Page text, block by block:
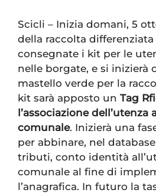
Scicli – Inizia domani, 5
della raccolta differenziata
consegnate i kit per le
nelle borgate, e si inizierà
mastello verde per la
kit sarà apposto un Tag
l’associazione dell’utenza
comunale. Inizierà una
per abbinare, nel
tributi, conto identità
comunale al fine di
l’anagrafica. In futuro la